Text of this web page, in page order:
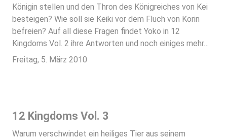
Königin stellen und den Thron des Königreiches von Kei
besteigen? Wie soll sie Keiki vor dem Fluch von Korin
befreien? Auf all diese Fragen findet Yoko in 12
Kingdoms Vol. 2 ihre Antworten und noch einiges mehr…
Freitag, 5. März 2010
12 Kingdoms Vol. 3
Warum verschwindet ein heiliges Tier aus seinem